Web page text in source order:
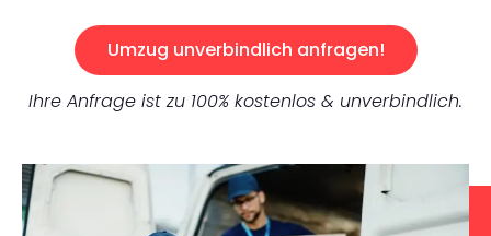
Umzug unverbindlich anfragen!
Ihre Anfrage ist zu 100% kostenlos & unverbindlich.